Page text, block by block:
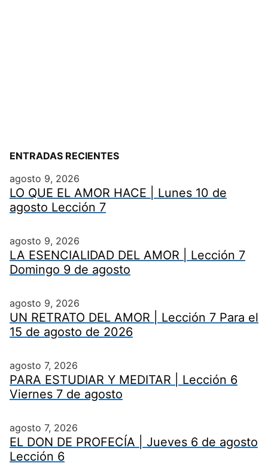
ENTRADAS RECIENTES
agosto 9, 2026
LO QUE EL AMOR HACE | Lunes 10 de
agosto Lección 7
agosto 9, 2026
LA ESENCIALIDAD DEL AMOR | Lección 7
Domingo 9 de agosto
agosto 9, 2026
UN RETRATO DEL AMOR | Lección 7 Para el
15 de agosto de 2026
agosto 7, 2026
PARA ESTUDIAR Y MEDITAR | Lección 6
Viernes 7 de agosto
agosto 7, 2026
EL DON DE PROFECÍA | Jueves 6 de agosto
Lección 6